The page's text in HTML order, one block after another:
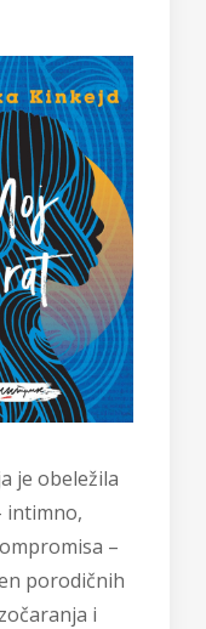
je obeležila
intimno,
–
porodičnih
i